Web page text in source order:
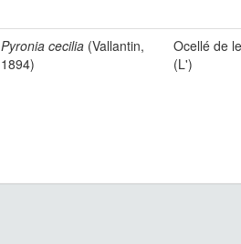
Pyronia cecilia (Vallantin,
1894)
Ocellé de
(L')